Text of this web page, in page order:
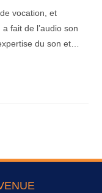
vocation, et
fait de l’audio son
du son et…